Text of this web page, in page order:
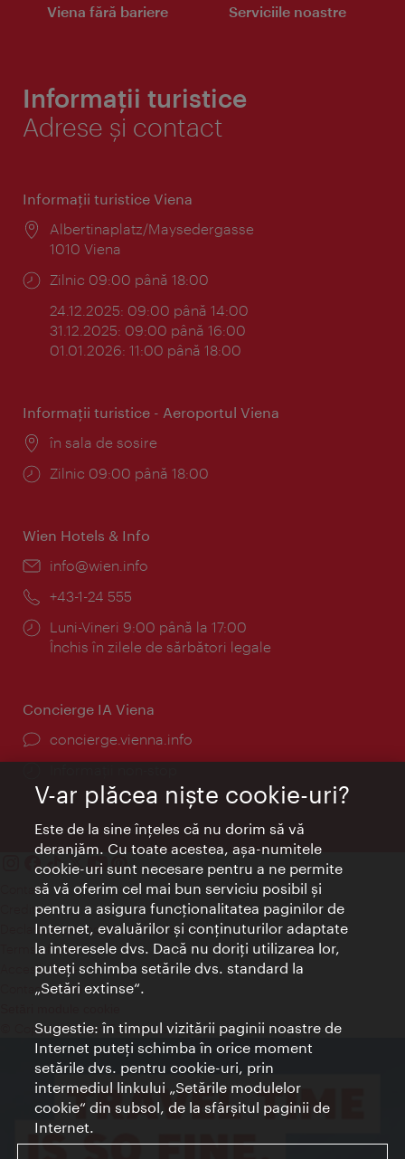
Viena fără bariere Serviciile noastre
Informații turistice
Adrese și contact
Informaţii turistice Viena
Locul:
Albertinaplatz/Maysedergasse
1010 Viena
Program:
Zilnic 09:00 până 18:00
24.12.2025: 09:00 până 14:00
31.12.2025: 09:00 până 16:00
01.01.2026: 11:00 până 18:00
Informaţii turistice - Aeroportul Viena
Locul:
în sala de sosire
Program:
Zilnic 09:00 până 18:00
Wien Hotels & Info
E-
info@wien.info
Telefon:
+43-1-24 555
Program:
Luni-Vineri 9:00 până la 17:00
Închis în zilele de sărbători legale
Concierge IA Viena
concierge.vienna.info
Contact
Credits
Declaraţie privind protecţia datelor
Terms of Use
Accesibilitate
Contact presa
© Copyright Wien Tourismus
V-ar plăcea nişte cookie-uri?
Este de la sine înţeles că nu dorim să vă
deranjăm. Cu toate acestea, aşa-numitele
cookie-uri sunt necesare pentru a ne permite
să vă oferim cel mai bun serviciu posibil şi
pentru a asigura funcţionalitatea paginilor de
Internet, evaluărilor şi conţinuturilor adaptate
la interesele dvs. Dacă nu doriţi utilizarea lor,
puteţi schimba setările dvs. standard la
„Setări extinse“.
Sugestie: în timpul vizitării paginii noastre de
Internet puteţi schimba în orice moment
setările dvs. pentru cookie-uri, prin
intermediul linkului „Setările modulelor
cookie“ din subsol, de la sfârşitul paginii de
Internet.